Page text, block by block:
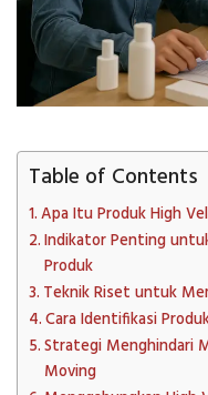
Table of Contents
Apa Itu Produk High
Indikator Penting
Produk
Teknik Riset untuk
Cara Identifikasi
Strategi Menghindari
Moving